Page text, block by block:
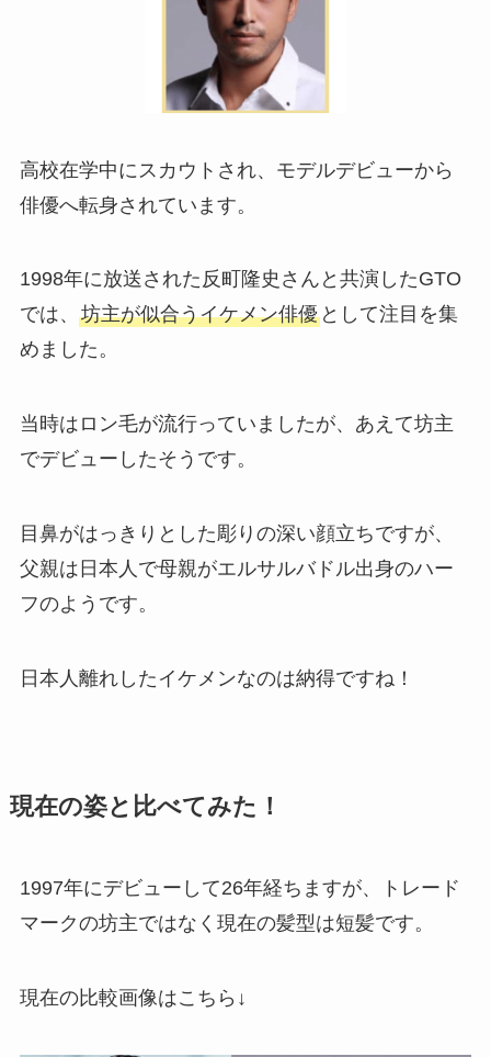
高校在学中にスカウトされ、モデルデビューから
俳優へ転身されています。
1998年に放送された反町隆史さんと共演したGTO
では、 坊主が似合うイケメン俳優として注目を集
めました。
当時はロン毛が流行っていましたが、あえて坊主
でデビューしたそうです。
目鼻がはっきりとした彫りの深い顔立ちですが、
父親は日本人で母親がエルサルバドル出身のハー
フのようです。
日本人離れしたイケメンなのは納得ですね！
現在の姿と比べてみた！
1997年にデビューして26年経ちますが、トレード
マークの坊主ではなく現在の髪型は短髪です。
現在の比較画像はこちら↓